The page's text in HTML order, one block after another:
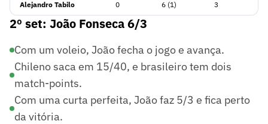
Alejandro Tabilo 0 6 (1) 3
2º set: João Fonseca 6/3
Com um voleio, João fecha o jogo e avança.
Chileno saca em 15/40, e brasileiro tem dois
match-points.
Com uma curta perfeita, João faz 5/3 e fica perto
da vitória.